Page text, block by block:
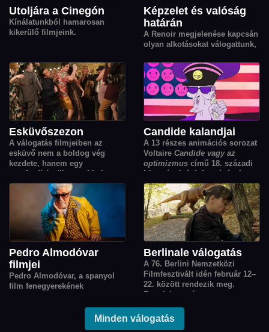
Utoljára a Cinegón
Kínálatunkból hamarosan
kikerülő filmjeink.
Képzelet és valóság
határán
A Renoir megjelenése kapcsán
olyan alkotásokat válogattunk,
és belső világok segítségével
tágítják a valóság határait.
Esküvőszezon
A válogatás filmjeiben az
esküvő nem a boldog vég
kezdete, hanem egy
sorsfordító pillanat: titkok,
vágyak, családi feszültségek és
váratlan találkozások origója,
ahonnan minden szereplő
élete új irányt vesz.
Candide kalandjai
A 13 részes animációs sorozat
Voltaire Candide vagy az
optimizmus című 18. századi
könyvének átdolgozásával.
Pedro Almodóvar
filmjei
Pedro Almodóvar, a spanyol
film fenegyerekének
10+1 alkotását tettük elérhetővé
a Cinegón. A válogatás a
rendező korai időszakát öleli
Berlinale válogatás
A 76. Berlini Nemzetközi
Filmfesztivált idén február 12–
22. között rendezik meg.
Ennek kapcsán
bemutatott filmek közül a
Cinego nézőinek kedvenceit.
Minden válogatás